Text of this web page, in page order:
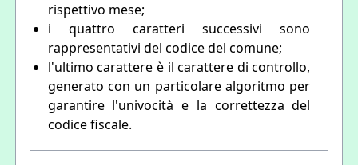
rispettivo mese;
i quattro caratteri successivi sono
rappresentativi del codice del comune;
l'ultimo carattere è il carattere di controllo,
generato con un particolare algoritmo per
garantire l'univocità e la correttezza del
codice fiscale.